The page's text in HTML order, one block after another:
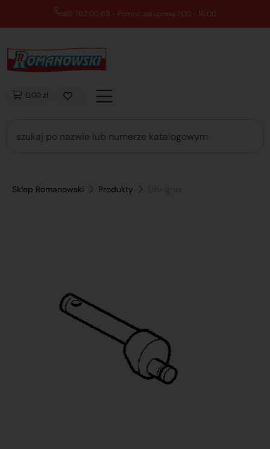
89 762 00 69 - Pomoc zakupowa 7:00 - 16:00
0,00 zł
Sklep Romanowski Produkty